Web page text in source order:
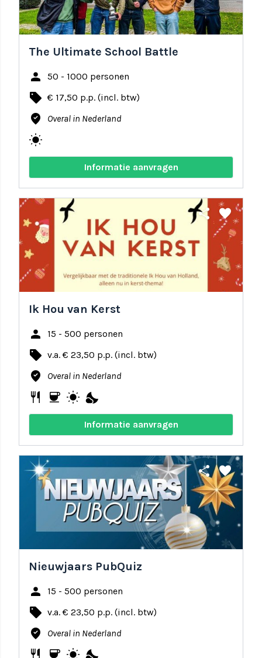
The Ultimate School Battle
person 50 - 1000 personen
local_offer € 17,50 p.p. (incl. btw)
where_to_vote Overal in Nederland
wb_sunny
Informatie aanvragen
share favorite
Ik Hou van Kerst
person 15 - 500 personen
local_offer v.a. € 23,50 p.p. (incl. btw)
where_to_vote Overal in Nederland
restaurant coffee wb_sunny nights_stay
Informatie aanvragen
share favorite
Nieuwjaars PubQuiz
person 15 - 500 personen
local_offer v.a. € 23,50 p.p. (incl. btw)
where_to_vote Overal in Nederland
restaurant coffee wb_sunny nights_stay